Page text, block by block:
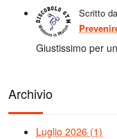
Scritto da
Giustissimo per
Archivio
Luglio 2026 (1)